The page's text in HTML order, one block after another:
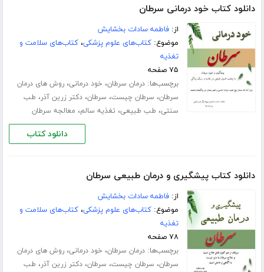
دانلود کتاب خود درمانی سرطان
از:فاطمه سادات بخشایش
موضوع:کتاب‌های علوم پزشکی،کتاب‌های سلامت و
تغذیه
۷۵ صفحه
برچسب‌ها:درمان سرطان، خود درمانی،روش های درمان
سرطان، سرطان چیست، سرطان،دکتر زرین آذر، طب
سنتی، طب طبیعی، تغذیه سالم، معالجه سرطان
دانلود کتاب
دانلود کتاب پیشگیری و درمان طبیعی سرطان
از:فاطمه سادات بخشایش
موضوع:کتاب‌های علوم پزشکی،کتاب‌های سلامت و
تغذیه
۷۸ صفحه
برچسب‌ها:درمان سرطان، خود درمانی،روش های درمان
سرطان، سرطان چیست، سرطان،دکتر زرین آذر، طب